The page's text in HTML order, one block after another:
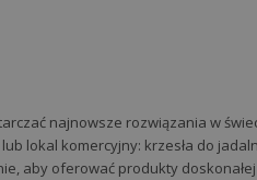
najnowsze rozwiązania w
lokal komercyjny: krzesła do
aby oferować produkty